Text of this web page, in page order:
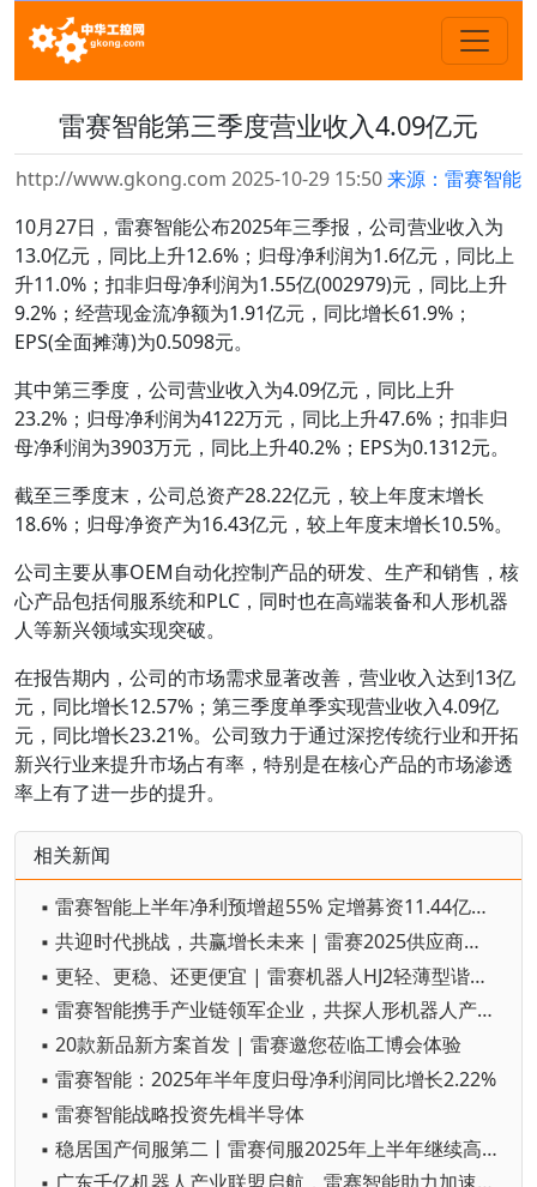
雷赛智能第三季度营业收入4.09亿元
http://www.gkong.com 2025-10-29 15:50来源：雷赛智能
10月27日，雷赛智能公布2025年三季报，公司营业收入为
13.0亿元，同比上升12.6%；归母净利润为1.6亿元，同比上
升11.0%；扣非归母净利润为1.55亿(002979)元，同比上升
9.2%；经营现金流净额为1.91亿元，同比增长61.9%；
EPS(全面摊薄)为0.5098元。
其中第三季度，公司营业收入为4.09亿元，同比上升
23.2%；归母净利润为4122万元，同比上升47.6%；扣非归
母净利润为3903万元，同比上升40.2%；EPS为0.1312元。
截至三季度末，公司总资产28.22亿元，较上年度末增长
18.6%；归母净资产为16.43亿元，较上年度末增长10.5%。
公司主要从事OEM自动化控制产品的研发、生产和销售，核
心产品包括伺服系统和PLC，同时也在高端装备和人形机器
人等新兴领域实现突破。
在报告期内，公司的市场需求显著改善，营业收入达到13亿
元，同比增长12.57%；第三季度单季实现营业收入4.09亿
元，同比增长23.21%。公司致力于通过深挖传统行业和开拓
新兴行业来提升市场占有率，特别是在核心产品的市场渗透
率上有了进一步的提升。
相关新闻
▪ 雷赛智能上半年净利预增超55% 定增募资11.44亿加码核心部件研发
▪ 共迎时代挑战，共赢增长未来 | 雷赛2025供应商大会圆满落幕
▪ 更轻、更稳、还更便宜 | 雷赛机器人HJ2轻薄型谐波关节解决方案重磅来袭
▪ 雷赛智能携手产业链领军企业，共探人形机器人产业新机遇
▪ 20款新品新方案首发 | 雷赛邀您莅临工博会体验
▪ 雷赛智能：2025年半年度归母净利润同比增长2.22%
▪ 雷赛智能战略投资先楫半导体
▪ 稳居国产伺服第二丨雷赛伺服2025年上半年继续高速增长